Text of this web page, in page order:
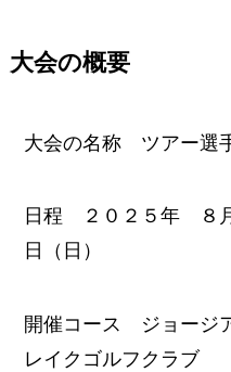
大会の概要
大会の名称 ツアー選
日程 ２０２５年 ８
日（日）
開催コース ジョージ
レイクゴルフクラブ